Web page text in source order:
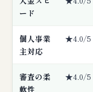
ード
個人事業
主対応
★4.0/5
審査の柔
軟性
★4.0/5